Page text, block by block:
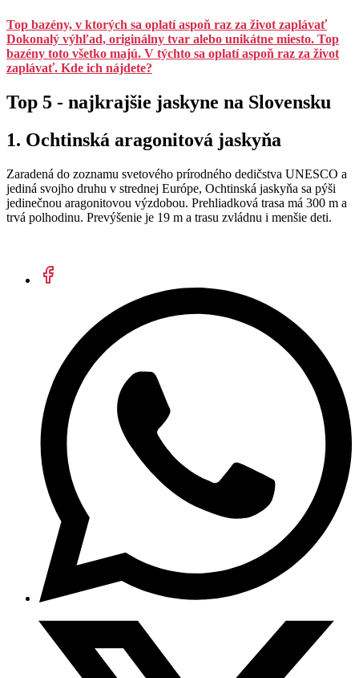
Top bazény, v ktorých sa oplatí aspoň raz za život zaplávať
Dokonalý výhľad, originálny tvar alebo unikátne miesto. Top
bazény toto všetko majú. V týchto sa oplatí aspoň raz za život
zaplávať. Kde ich nájdete?
Top 5 - najkrajšie jaskyne na Slovensku
1. Ochtinská aragonitová jaskyňa
Zaradená do zoznamu svetového prírodného dedičstva UNESCO a
jediná svojho druhu v strednej Európe, Ochtinská jaskyňa sa pýši
jedinečnou aragonitovou výzdobou. Prehliadková trasa má 300 m a
trvá polhodinu. Prevýšenie je 19 m a trasu zvládnu i menšie deti.